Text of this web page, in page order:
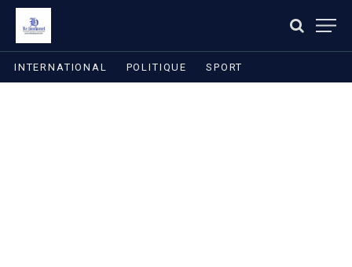
INTERNATIONAL POLITIQUE SPORT